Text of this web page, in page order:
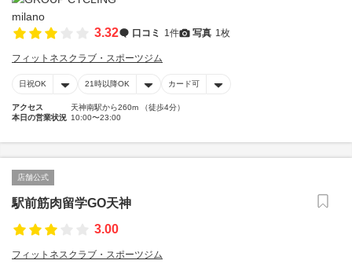
3.32 口コミ 1件 写真 1枚
フィットネスクラブ・スポーツジム
日祝OK 21時以降OK カード可
アクセス
天神南駅から260m （徒歩4分）
本日の営業状況 10:00〜23:00
店舗公式
駅前筋肉留学GO天神
3.00
フィットネスクラブ・スポーツジム